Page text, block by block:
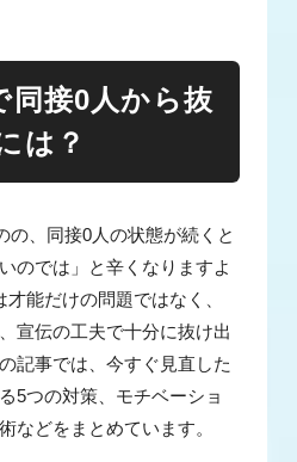
同接0人から抜
は？
の、同接0人の状態が続くと
のでは」と辛くなりますよ
能だけの問題ではなく、
宣伝の工夫で十分に抜け出
記事では、今すぐ見直した
5つの対策、モチベーショ
などをまとめています。